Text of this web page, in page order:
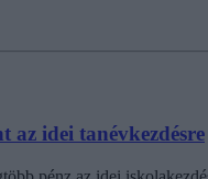
az idei tanévkezdésre